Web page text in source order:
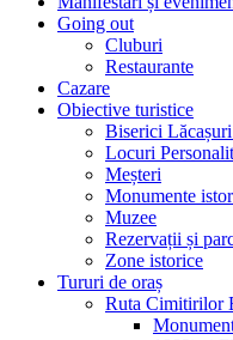
Going out
Cluburi
Restaurante
Cazare
Obiective turistice
Biserici
Locuri
Meșteri
Monumente
Muzee
Rezervații și
Zone istorice
Tururi de oraș
Ruta Cimitirilor